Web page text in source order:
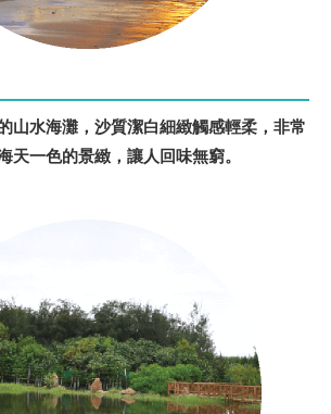
山水海灘，沙質潔白細緻觸感輕柔，非常
天一色的景緻，讓人回味無窮。